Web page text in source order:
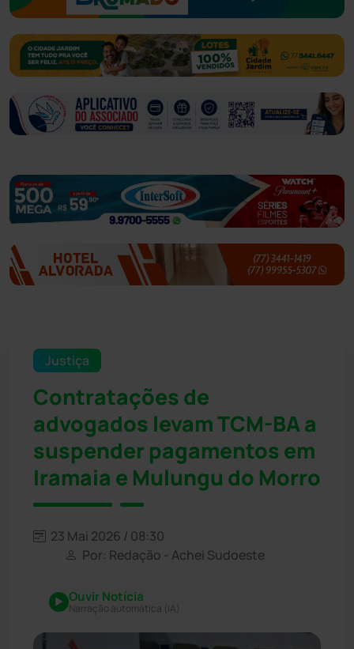
Justiça
Contratações de
advogados levam TCM-BA a
suspender pagamentos em
Iramaia e Mulungu do Morro
23 Mai 2026 / 08:30
Por: Redação - Achei Sudoeste
Ouvir Notícia
Narração automática (IA)